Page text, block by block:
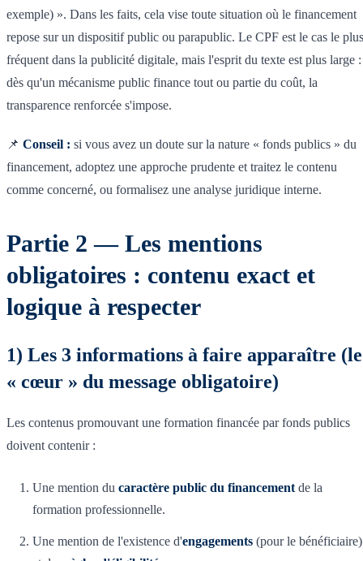
exemple) ». Dans les faits, cela vise toute situation où le financement
repose sur un dispositif public ou parapublic. Le CPF est le cas le plus
fréquent dans la publicité digitale, mais l'esprit du texte est plus large :
dès qu'un mécanisme public finance tout ou partie du coût, la
transparence renforcée s'impose.
📌 Conseil : si vous avez un doute sur la nature « fonds publics » du
financement, adoptez une approche prudente et traitez le contenu
comme concerné, ou formalisez une analyse juridique interne.
Partie 2 — Les mentions
obligatoires : contenu exact et
logique à respecter
1) Les 3 informations à faire apparaître (le
« cœur » du message obligatoire)
Les contenus promouvant une formation financée par fonds publics
doivent contenir :
Une mention du caractère public du financement de la
formation professionnelle.
Une mention de l'existence d'engagements (pour le bénéficiaire)